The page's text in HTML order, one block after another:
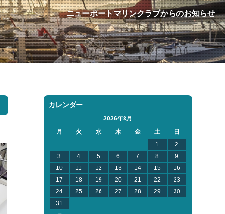
ニューポートマリンクラブからのお知らせ
カレンダー
2026年8月
月
火 水 木 金 土
日
1
2
3
4 5 6 7 8
9
10
11 12 13 14 15
16
17
18 19 20 21 22
23
24
25 26 27 28 29
30
31